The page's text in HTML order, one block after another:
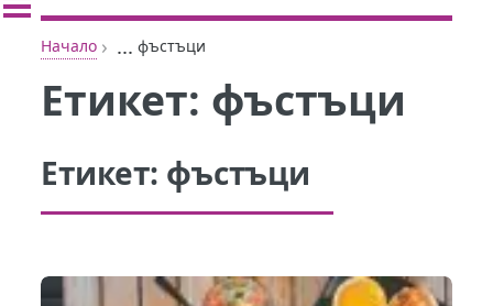
Начало › ... фъстъци
Етикет: фъстъци
Етикет: фъстъци